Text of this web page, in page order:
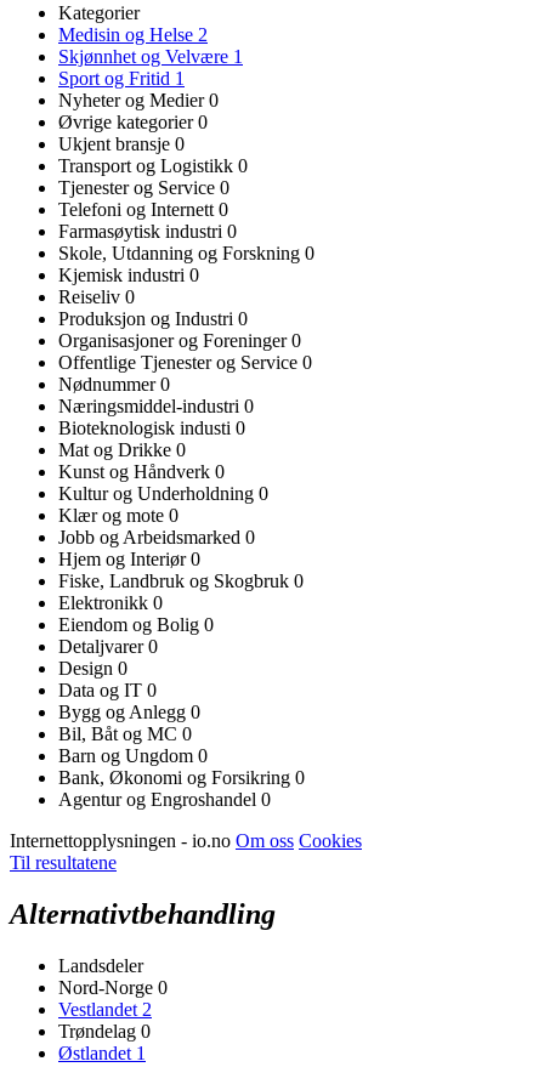
Kategorier
Medisin og Helse 2
Skjønnhet og Velvære 1
Sport og Fritid 1
Nyheter og Medier0
Øvrige kategorier0
Ukjent bransje 0
Transport og Logistikk 0
Tjenester og Service 0
Telefoni og Internett 0
Farmasøytisk industri 0
Skole, Utdanning og Forskning 0
Kjemisk industri 0
Reiseliv 0
Produksjon og Industri 0
Organisasjoner og Foreninger0
Offentlige Tjenester og Service 0
Nødnummer0
Næringsmiddel-industri 0
Bioteknologisk industi 0
Mat og Drikke 0
Kunst og Håndverk 0
Kultur og Underholdning 0
Klær og mote 0
Jobb og Arbeidsmarked 0
Hjem og Interiør0
Fiske, Landbruk og Skogbruk 0
Elektronikk 0
Eiendom og Bolig 0
Detaljvarer0
Design 0
Data og IT 0
Bygg og Anlegg 0
Bil, Båt og MC 0
Barn og Ungdom 0
Bank, Økonomi og Forsikring 0
Agentur og Engroshandel 0
Internettopplysningen - io.no Om oss Cookies
Til resultatene
Alternativtbehandling
Landsdeler
Nord-Norge 0
Vestlandet 2
Trøndelag 0
Østlandet 1